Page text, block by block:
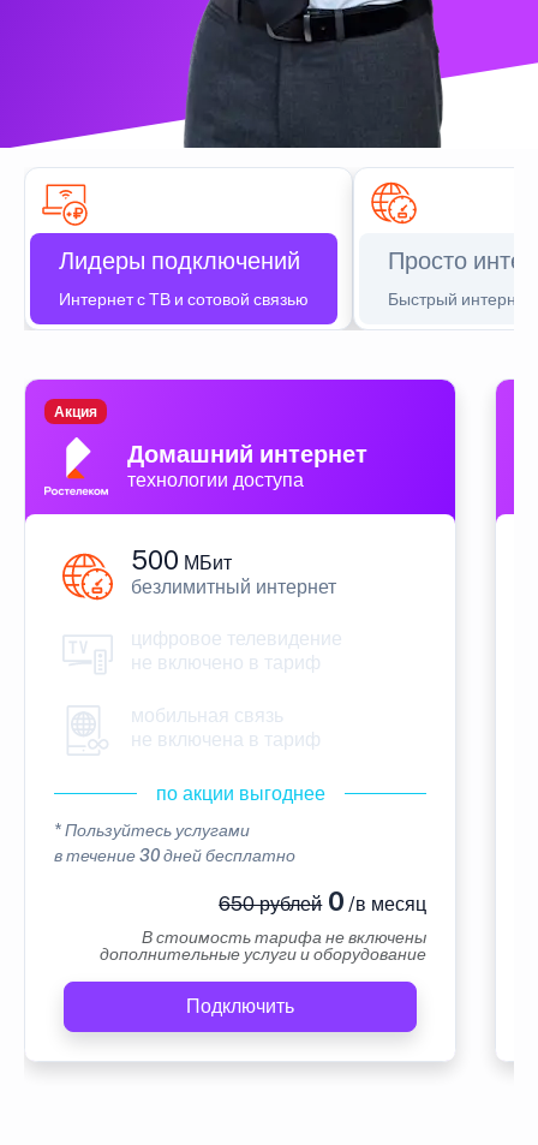
Лидеры подключений
Интернет с ТВ и сотовой связью
Просто
Быстрый интернет
Домашний интернет
технологии доступа
Акция
500 МБит
безлимитный интернет
цифровое телевидение
не включено в тариф
мобильная связь
не включена в тариф
по акции выгоднее
* Пользуйтесь услугами
в течение 30 дней бесплатно
650 рублей0 /в месяц
В стоимость тарифа не включены
дополнительные услуги и оборудование
Подключить